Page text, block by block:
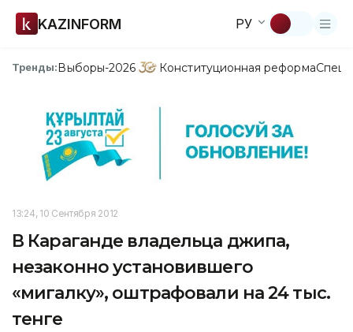
KAZINFORM РУ
Тренды:Выборы-2026 Конституционная реформа
13:24, 10 Сентября 2012
В Караганде владельца джипа,
незаконно установившего
«мигалку», оштрафовали на 24 тыс.
тенге